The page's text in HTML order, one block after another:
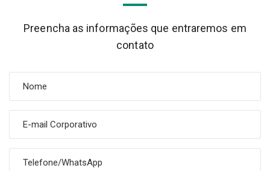
Preencha as informações que entraremos em
contato